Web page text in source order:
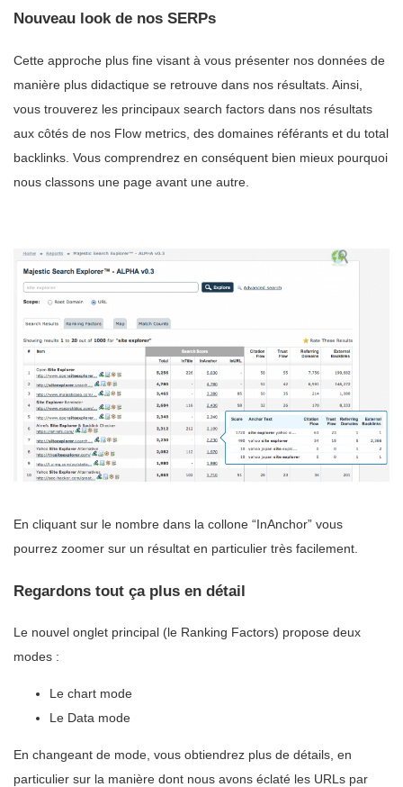
Nouveau look de nos SERPs
Cette approche plus fine visant à vous présenter nos données de
manière plus didactique se retrouve dans nos résultats. Ainsi,
vous trouverez les principaux search factors dans nos résultats
aux côtés de nos Flow metrics, des domaines référants et du total
backlinks. Vous comprendrez en conséquent bien mieux pourquoi
nous classons une page avant une autre.
En cliquant sur le nombre dans la collone “InAnchor” vous
pourrez zoomer sur un résultat en particulier très facilement.
Regardons tout ça plus en détail
Le nouvel onglet principal (le Ranking Factors) propose deux
modes :
Le chart mode
Le Data mode
En changeant de mode, vous obtiendrez plus de détails, en
particulier sur la manière dont nous avons éclaté les URLs par